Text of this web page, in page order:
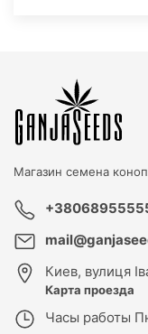
Магазин семена
Киев, вулиця
Карта проезда
Часы работы